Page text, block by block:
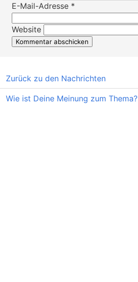
E-Mail-Adresse *
Website
Zurück zu den Nachrichten
Wie ist Deine Meinung zum Thema?